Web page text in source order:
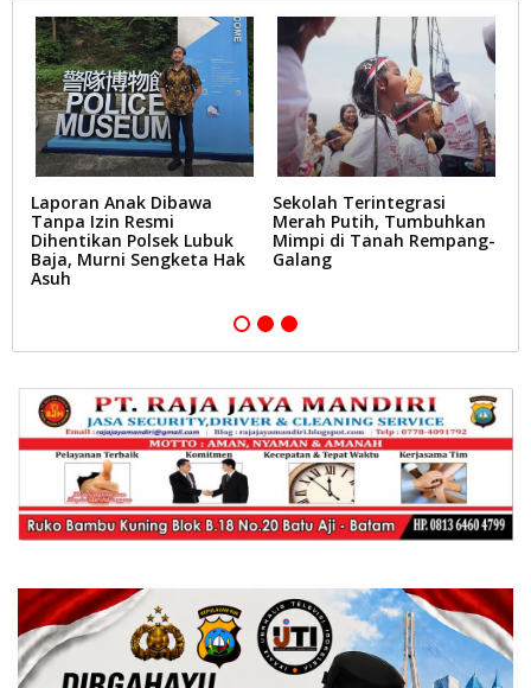
Laporan Anak Dibawa
Tanpa Izin Resmi
Dihentikan Polsek Lubuk
Baja, Murni Sengketa Hak
Asuh
Sekolah Terintegrasi
Merah Putih, Tumbuhkan
Mimpi di Tanah Rempang-
Galang